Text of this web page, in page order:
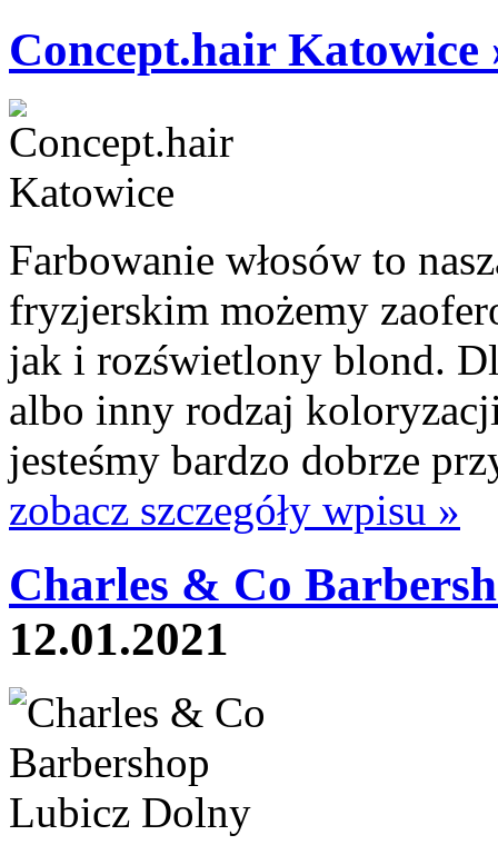
Concept.hair Katowice
Farbowanie włosów to
fryzjerskim możemy
jak i rozświetlony blond.
albo inny rodzaj
jesteśmy bardzo dobrze
zobacz szczegóły wpisu »
Charles & Co
12.01.2021